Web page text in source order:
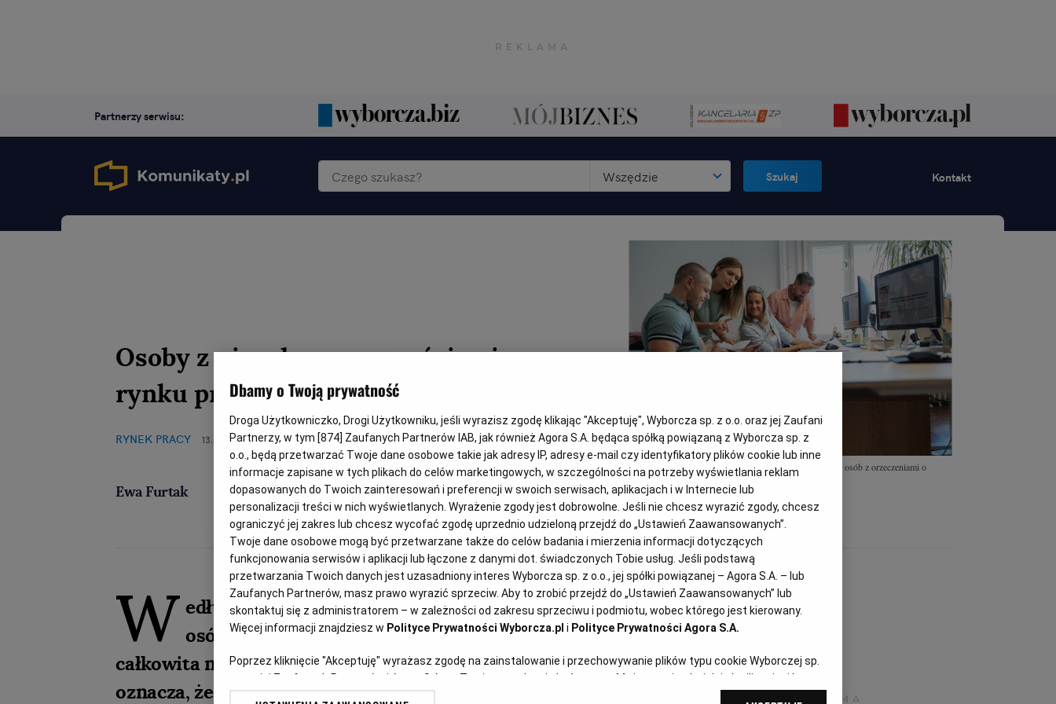
Partnerzy serwisu:
Wszędzie Szukaj Kontakt
Osoby z niepełnosprawnościami na
rynku pracy
RYNEK PRACY 13.06.2025, 13:00
Ewa Furtak
Według danych GUS w Polsce pracuje prawie 480 tys. osób z orzeczeniami o
niepełnosprawności. (Fot. Shutterstock)
W edług danych GUS w Polsce pracuje prawie 480 tys.
osób z orzeczeniami o niepełnosprawności. Nawet
całkowita niezdolność do pracy, orzeczona przez ZUS, nie
oznacza, że nie można podjąć żadnego zatrudnienia.
Dbamy o Twoją prywatność
Droga Użytkowniczko, Drogi Użytkowniku, jeśli wyrazisz zgodę klikając "Akceptuję", Wyborcza sp. z o.o. oraz jej Zaufani
Partnerzy, w tym [874] Zaufanych Partnerów IAB, jak również Agora S.A. będąca spółką powiązaną z Wyborcza sp. z
o.o., będą przetwarzać Twoje dane osobowe takie jak adresy IP, adresy e-mail czy identyfikatory plików cookie lub inne
informacje zapisane w tych plikach do celów marketingowych, w szczególności na potrzeby wyświetlania reklam
dopasowanych do Twoich zainteresowań i preferencji w swoich serwisach, aplikacjach i w Internecie lub
personalizacji treści w nich wyświetlanych. Wyrażenie zgody jest dobrowolne. Jeśli nie chcesz wyrazić zgody, chcesz
ograniczyć jej zakres lub chcesz wycofać zgodę uprzednio udzieloną przejdź do „Ustawień Zaawansowanych”.
Twoje dane osobowe mogą być przetwarzane także do celów badania i mierzenia informacji dotyczących
funkcjonowania serwisów i aplikacji lub łączone z danymi dot. świadczonych Tobie usług. Jeśli podstawą
przetwarzania Twoich danych jest uzasadniony interes Wyborcza sp. z o.o., jej spółki powiązanej – Agora S.A. – lub
Zaufanych Partnerów, masz prawo wyrazić sprzeciw. Aby to zrobić przejdź do „Ustawień Zaawansowanych” lub
skontaktuj się z administratorem – w zależności od zakresu sprzeciwu i podmiotu, wobec którego jest kierowany.
Więcej informacji znajdziesz w Polityce Prywatności Wyborcza.pl i Polityce Prywatności Agora S.A.
Poprzez kliknięcie "Akceptuję" wyrażasz zgodę na zainstalowanie i przechowywanie plików typu cookie Wyborczej sp.
z o. o. jej Zaufanych Partnerów i Agora S.A. na Twoim urządzeniu końcowym. Możesz też w każdej chwili zmienić
swoje preferencje dot. plików cookie, ponownie wywołując narzędzie do zarządzania Twoimi preferencjami dot.